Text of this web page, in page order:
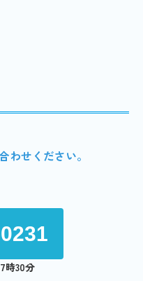
わせください。
時30分